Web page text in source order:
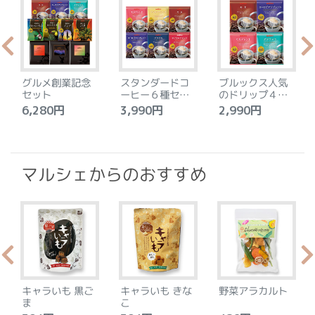
グルメ創業記念
セット
6,280円
スタンダードコ
ーヒー６種セッ
ト
3,990円
ブルックス人気
のドリップ４種
セット
2,990円
マルシェからのおすすめ
キャラいも 黒ご
ま
キャラいも きな
こ
野菜アラカルト